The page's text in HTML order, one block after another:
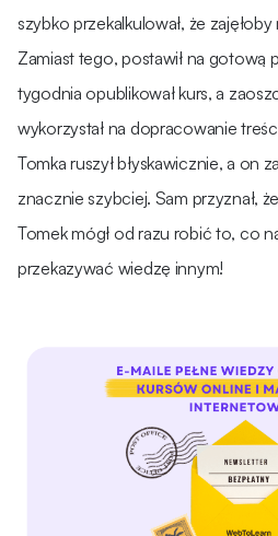
szybko przekalkulował, że
Zamiast tego, postawił na gotową
tygodnia opublikował kurs, a
wykorzystał na dopracowanie
Tomka ruszył błyskawicznie, a on
znacznie szybciej. Sam przyznał,
Tomek mógł od razu robić to, co
przekazywać wiedzę innym!